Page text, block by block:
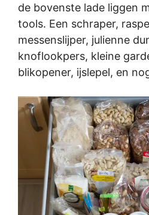
de bovenste lade liggen
tools. Een schraper,
messenslijper, julienne
knoflookpers, kleine
blikopener, ijslepel, en